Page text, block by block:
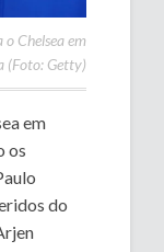
Chelsea em
(Foto: Getty)
em
os
do